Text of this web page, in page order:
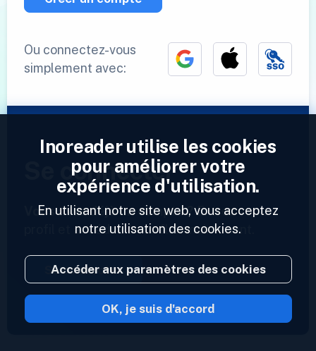
Ou connectez-vous
simplement avec:
Se connecter
Vous avez déjà un compte ? Entrez votre
profil et accédez à vos flux maintenant.
Se connecter
2023 © Inoreader
Inoreader utilise les cookies
pour améliorer votre
expérience d'utilisation.
En utilisant notre site web, vous acceptez
notre utilisation des cookies.
Accéder aux paramètres des cookies
OK, je suis d'accord